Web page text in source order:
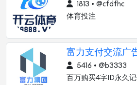
1813 • @cfdfhc
体育投注
富力支付交流广
5416 • @b3333
百万购买4字ID永久记